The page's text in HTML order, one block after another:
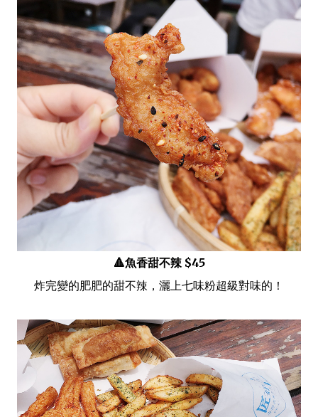
🔺魚香甜不辣 $45
炸完變的肥肥的甜不辣，灑上七味粉超級對味的！